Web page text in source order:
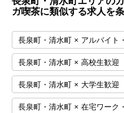
ガ喫茶に類似する求人を
長泉町・清水町 × アルバイト
長泉町・清水町 × 高校生歓迎
長泉町・清水町 × 大学生歓迎
長泉町・清水町 × 在宅ワーク